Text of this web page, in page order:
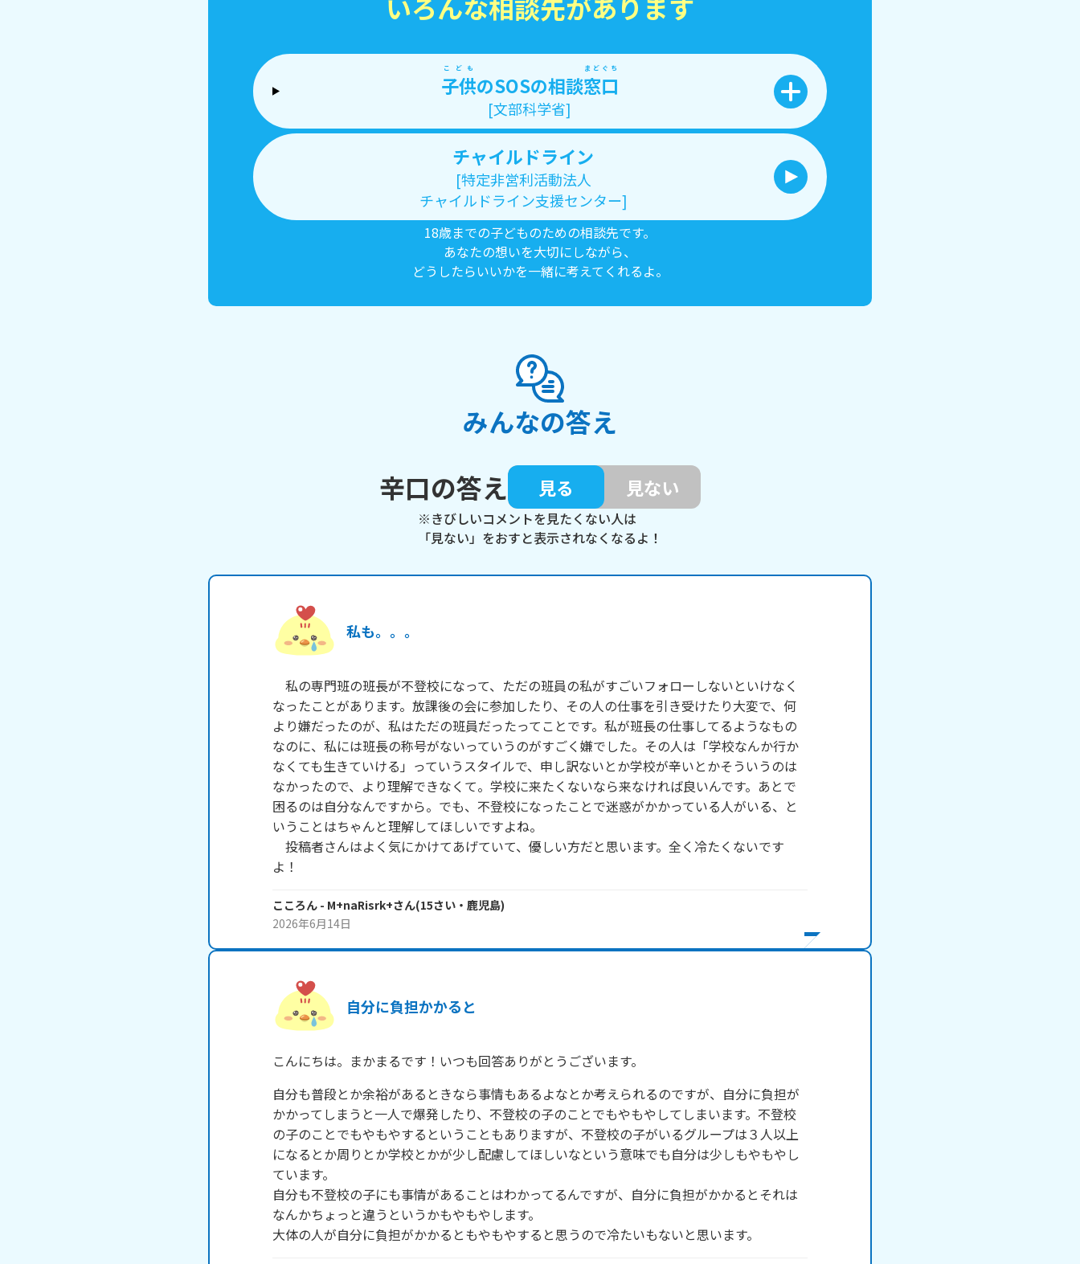
子供
こども
のSOSの相談窓口
まどぐち
[文部科学省]
チャイルドライン
[特定非営利活動法人
チャイルドライン支援センター]
18歳までの子どものための相談先です。
あなたの想いを大切にしながら、
どうしたらいいかを一緒に考えてくれるよ。
みんなの答え
辛口の答え
見る 見ない
※きびしいコメントを見たくない人は
「見ない」をおすと表示されなくなるよ！
私も。。。
私の専門班の班長が不登校になって、ただの班員の私がすごいフォローしないといけなく
なったことがあります。放課後の会に参加したり、その人の仕事を引き受けたり大変で、何
より嫌だったのが、私はただの班員だったってことです。私が班長の仕事してるようなもの
なのに、私には班長の称号がないっていうのがすごく嫌でした。その人は「学校なんか行か
なくても生きていける」っていうスタイルで、申し訳ないとか学校が辛いとかそういうのは
なかったので、より理解できなくて。学校に来たくないなら来なければ良いんです。あとで
困るのは自分なんですから。でも、不登校になったことで迷惑がかかっている人がいる、と
いうことはちゃんと理解してほしいですよね。
投稿者さんはよく気にかけてあげていて、優しい方だと思います。全く冷たくないです
よ！
こころん - M+naRisrk+さん(15さい・ 鹿児島)
2026年6月14日
自分に負担かかると
こんにちは。まかまるです！いつも回答ありがとうございます。
自分も普段とか余裕があるときなら事情もあるよなとか考えられるのですが、自分に負担が
かかってしまうと一人で爆発したり、不登校の子のことでもやもやしてしまいます。不登校
の子のことでもやもやするということもありますが、不登校の子がいるグループは３人以上
になるとか周りとか学校とかが少し配慮してほしいなという意味でも自分は少しもやもやし
ています。
自分も不登校の子にも事情があることはわかってるんですが、自分に負担がかかるとそれは
なんかちょっと違うというかもやもやします。
大体の人が自分に負担がかかるともやもやすると思うので冷たいもないと思います。